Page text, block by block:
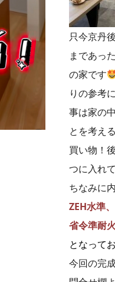
只今京丹
まであっ
の家です
りの参考
事は家の
とを考え
買い物！
つに入れ
ちなみに
ZEH水準
省令準耐
となって
今回の完